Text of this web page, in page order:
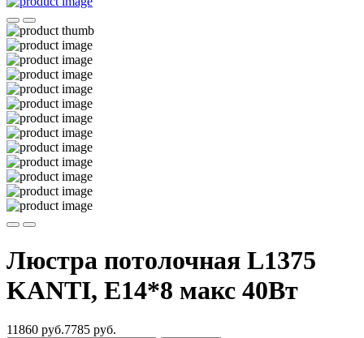
Люстра потолочная L1375
KANTI, E14*8 макс 40Вт
11860 руб.7785 руб.